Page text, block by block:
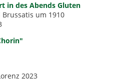
in des Abends Gluten
um 1910
2023